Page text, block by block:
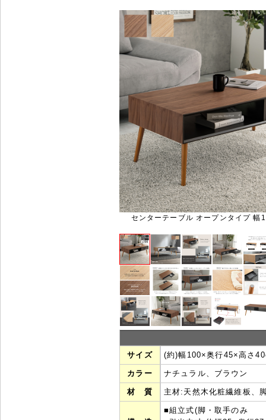
センターテーブル オープンタイプ 幅
サイズ (約)幅100×奥行45×高さ
カラー ナチュラル、ブラウン
材 質 主材:天然木化粧繊維板、
■組立式(脚・取手のみ